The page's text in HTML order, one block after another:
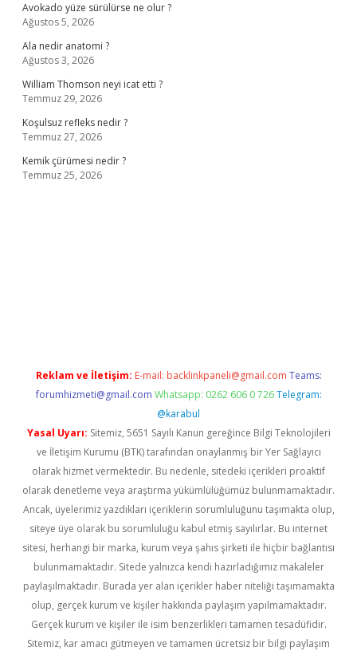
Avokado yüze sürülürse ne olur ?
Ağustos 5, 2026
Ala nedir anatomi ?
Ağustos 3, 2026
William Thomson neyi icat etti ?
Temmuz 29, 2026
Koşulsuz refleks nedir ?
Temmuz 27, 2026
Kemik çürümesi nedir ?
Temmuz 25, 2026
Reklam ve İletişim: E-mail: backlinkpaneli@gmail.com Teams:
forumhizmeti@gmail.com Whatsapp: 0262 606 0 726 Telegram:
@karabul
Yasal Uyarı: Sitemiz, 5651 Sayılı Kanun gereğince Bilgi Teknolojileri
ve İletişim Kurumu (BTK) tarafından onaylanmış bir Yer Sağlayıcı
olarak hizmet vermektedir. Bu nedenle, sitedeki içerikleri proaktif
olarak denetleme veya araştırma yükümlülüğümüz bulunmamaktadır.
Ancak, üyelerimiz yazdıkları içeriklerin sorumluluğunu taşımakta olup,
siteye üye olarak bu sorumluluğu kabul etmiş sayılırlar. Bu internet
sitesi, herhangi bir marka, kurum veya şahıs şirketi ile hiçbir bağlantısı
bulunmamaktadır. Sitede yalnızca kendi hazırladığımız makaleler
paylaşılmaktadır. Burada yer alan içerikler haber niteliği taşımamakta
olup, gerçek kurum ve kişiler hakkında paylaşım yapılmamaktadır.
Gerçek kurum ve kişiler ile isim benzerlikleri tamamen tesadüfidir.
Sitemiz, kar amacı gütmeyen ve tamamen ücretsiz bir bilgi paylaşım